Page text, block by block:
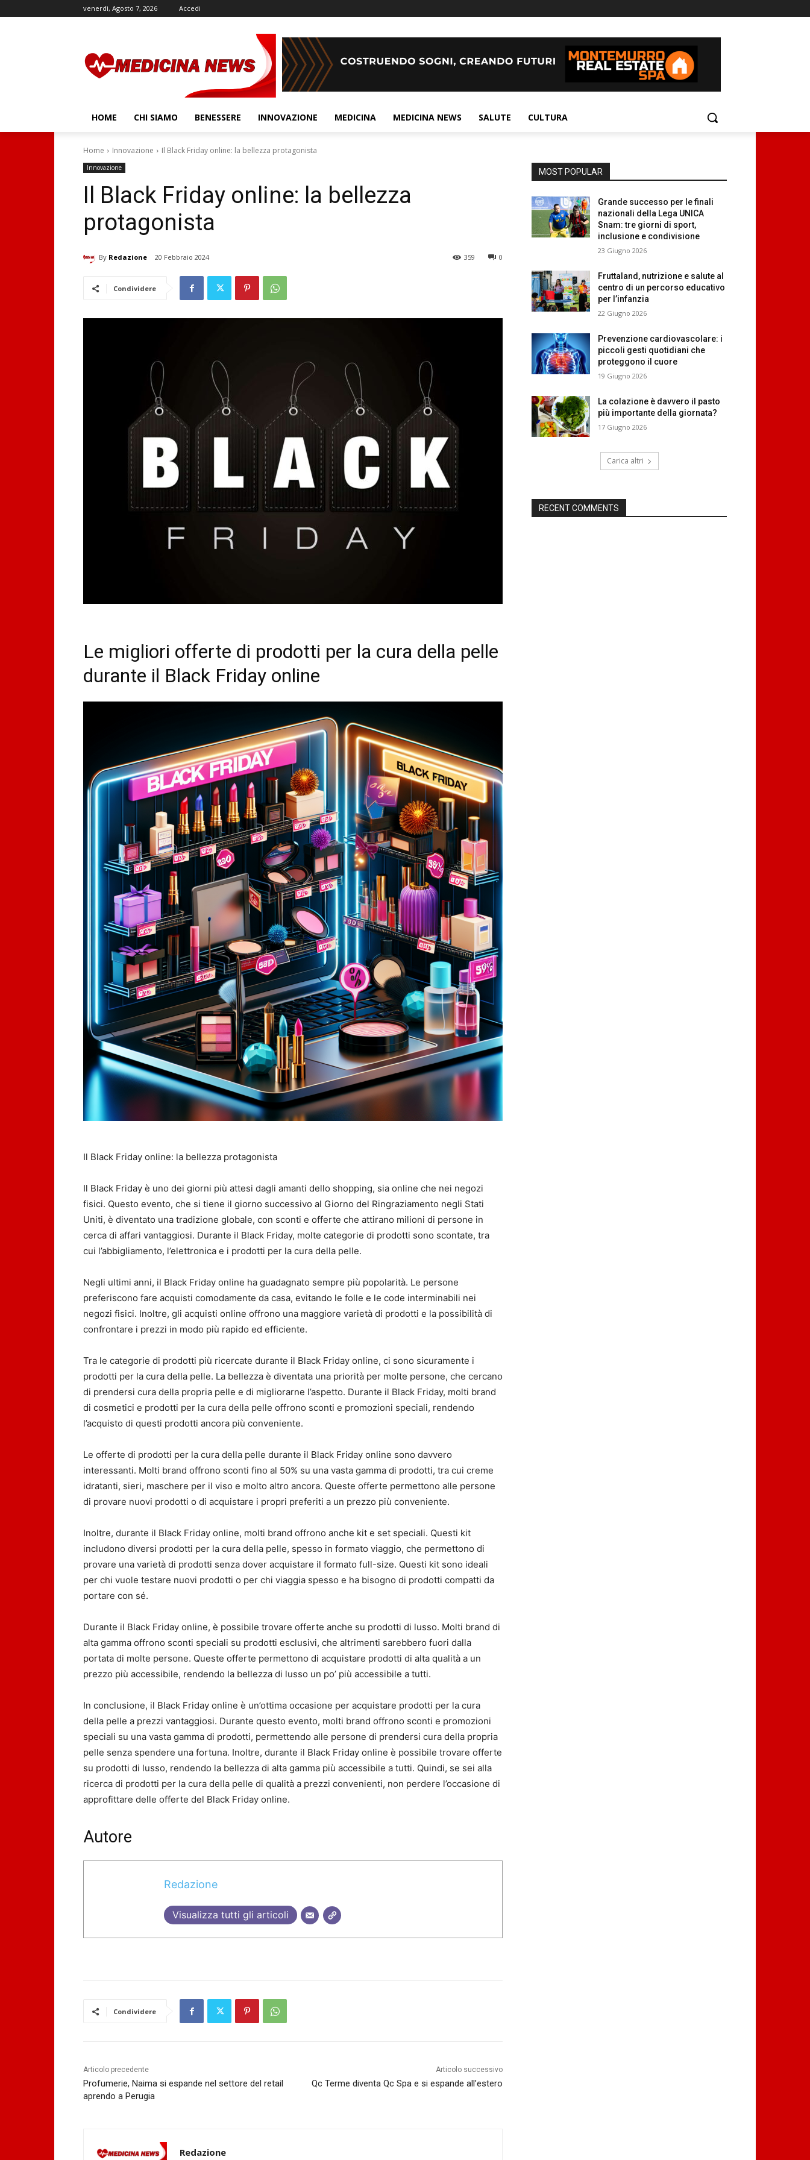
venerdì, Agosto 7, 2026 Accedi
HOME CHI SIAMO BENESSERE INNOVAZIONE MEDICINA MEDICINA NEWS SALUTE CULTURA
Home Innovazione Il Black Friday online: la bellezza protagonista
Innovazione
Il Black Friday online: la bellezza
protagonista
By Redazione 20 Febbraio 2024 0
359
Condividere
Le migliori offerte di prodotti per la cura della pelle
durante il Black Friday online
Il Black Friday online: la bellezza protagonista
Il Black Friday è uno dei giorni più attesi dagli amanti dello shopping, sia online che nei negozi
fisici. Questo evento, che si tiene il giorno successivo al Giorno del Ringraziamento negli Stati
Uniti, è diventato una tradizione globale, con sconti e offerte che attirano milioni di persone in
cerca di affari vantaggiosi. Durante il Black Friday, molte categorie di prodotti sono scontate, tra
cui l’abbigliamento, l’elettronica e i prodotti per la cura della pelle.
Negli ultimi anni, il Black Friday online ha guadagnato sempre più popolarità. Le persone
preferiscono fare acquisti comodamente da casa, evitando le folle e le code interminabili nei
negozi fisici. Inoltre, gli acquisti online offrono una maggiore varietà di prodotti e la possibilità di
confrontare i prezzi in modo più rapido ed efficiente.
Tra le categorie di prodotti più ricercate durante il Black Friday online, ci sono sicuramente i
prodotti per la cura della pelle. La bellezza è diventata una priorità per molte persone, che cercano
di prendersi cura della propria pelle e di migliorarne l’aspetto. Durante il Black Friday, molti brand
di cosmetici e prodotti per la cura della pelle offrono sconti e promozioni speciali, rendendo
l’acquisto di questi prodotti ancora più conveniente.
Le offerte di prodotti per la cura della pelle durante il Black Friday online sono davvero
interessanti. Molti brand offrono sconti fino al 50% su una vasta gamma di prodotti, tra cui creme
idratanti, sieri, maschere per il viso e molto altro ancora. Queste offerte permettono alle persone
di provare nuovi prodotti o di acquistare i propri preferiti a un prezzo più conveniente.
Inoltre, durante il Black Friday online, molti brand offrono anche kit e set speciali. Questi kit
includono diversi prodotti per la cura della pelle, spesso in formato viaggio, che permettono di
provare una varietà di prodotti senza dover acquistare il formato full-size. Questi kit sono ideali
per chi vuole testare nuovi prodotti o per chi viaggia spesso e ha bisogno di prodotti compatti da
portare con sé.
Durante il Black Friday online, è possibile trovare offerte anche su prodotti di lusso. Molti brand di
alta gamma offrono sconti speciali su prodotti esclusivi, che altrimenti sarebbero fuori dalla
portata di molte persone. Queste offerte permettono di acquistare prodotti di alta qualità a un
prezzo più accessibile, rendendo la bellezza di lusso un po’ più accessibile a tutti.
In conclusione, il Black Friday online è un’ottima occasione per acquistare prodotti per la cura
della pelle a prezzi vantaggiosi. Durante questo evento, molti brand offrono sconti e promozioni
speciali su una vasta gamma di prodotti, permettendo alle persone di prendersi cura della propria
pelle senza spendere una fortuna. Inoltre, durante il Black Friday online è possibile trovare offerte
su prodotti di lusso, rendendo la bellezza di alta gamma più accessibile a tutti. Quindi, se sei alla
ricerca di prodotti per la cura della pelle di qualità a prezzi convenienti, non perdere l’occasione di
approfittare delle offerte del Black Friday online.
Autore
Redazione
Visualizza tutti gli articoli
Condividere
Articolo precedente
Profumerie, Naima si espande nel settore del retail
aprendo a Perugia
Articolo successivo
Qc Terme diventa Qc Spa e si espande all’estero
Redazione
MOST POPULAR
Grande successo per le finali
nazionali della Lega UNICA
Snam: tre giorni di sport,
inclusione e condivisione
23 Giugno 2026
Fruttaland, nutrizione e salute al
centro di un percorso educativo
per l’infanzia
22 Giugno 2026
Prevenzione cardiovascolare: i
piccoli gesti quotidiani che
proteggono il cuore
19 Giugno 2026
La colazione è davvero il pasto
più importante della giornata?
17 Giugno 2026
Carica altri
RECENT COMMENTS